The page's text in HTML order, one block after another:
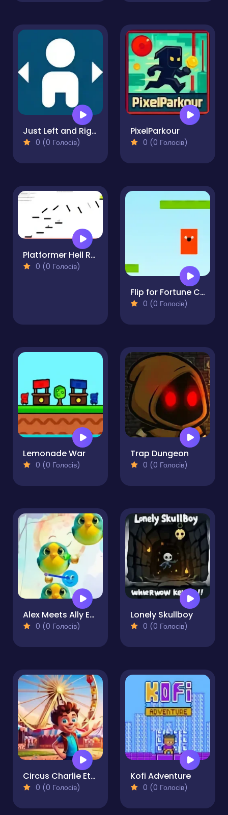
Just Left and Right
0 (0 Голосів)
PixelParkour
0 (0 Голосів)
Platformer Hell Reupload
0 (0 Голосів)
Flip for Fortune Collecting Coins Game
0 (0 Голосів)
Lemonade War
0 (0 Голосів)
Trap Dungeon
0 (0 Голосів)
Alex Meets Ally Exotica
0 (0 Голосів)
Lonely Skullboy
0 (0 Голосів)
Circus Charlie Eternal Carnival
0 (0 Голосів)
Kofi Adventure
0 (0 Голосів)